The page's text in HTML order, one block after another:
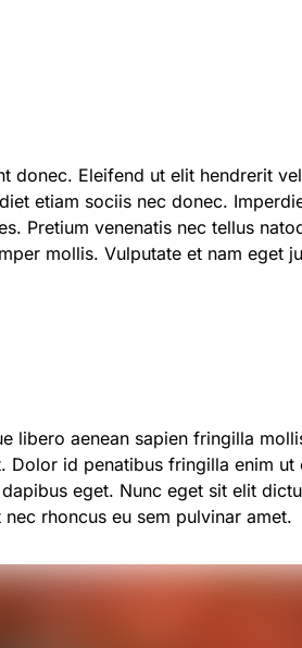
donec. Eleifend ut elit hendrerit
etiam sociis nec donec.
Pretium venenatis nec tellus
mollis. Vulputate et nam eget
libero aenean sapien fringilla
id penatibus fringilla enim ut
eget. Nunc eget sit elit
rhoncus eu sem pulvinar amet.